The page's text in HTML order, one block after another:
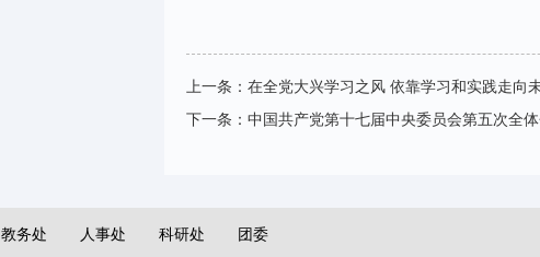
上一条： 在全党大兴学习之风 依靠学习和实践走向
下一条： 中国共产党第十七届中央委员会第五次全
教务处 人事处 科研处 团委